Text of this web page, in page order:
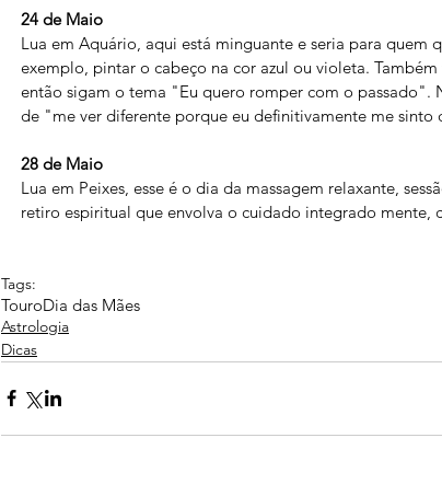
24 de Maio
Lua em Aquário, aqui está minguante e seria para quem
exemplo, pintar o cabeço na cor azul ou violeta.
então sigam o tema "Eu quero romper com o passado".
de "me ver diferente porque eu definitivamente me sinto
28 de Maio
Lua em Peixes, esse é o dia da massagem relaxante,
retiro espiritual que envolva o cuidado integrado mente,
Tags:
TouroDia das Mães
Astrologia
Dicas